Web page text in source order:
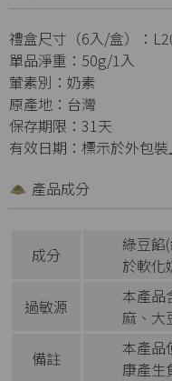
禮盒尺寸（6入/盒）：
單品淨重：50g/1入
葷素別：奶素
原產地：台灣
保存期限：31天
有效日期：標示於外包
產品成分
成分
綠豆餡
於軟化
過敏源
本產品
麻、大
備註
本產品
康產生